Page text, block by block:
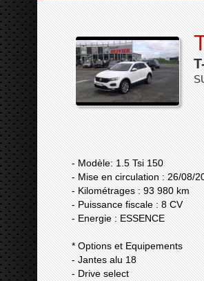
- Modèle: 1.5 Tsi 150
- Mise en circulation : 26/08/
- Kilométrages : 93 980 km
- Puissance fiscale : 8 CV
- Energie : ESSENCE
* Options et Equipements
- Jantes alu 18
- Drive select